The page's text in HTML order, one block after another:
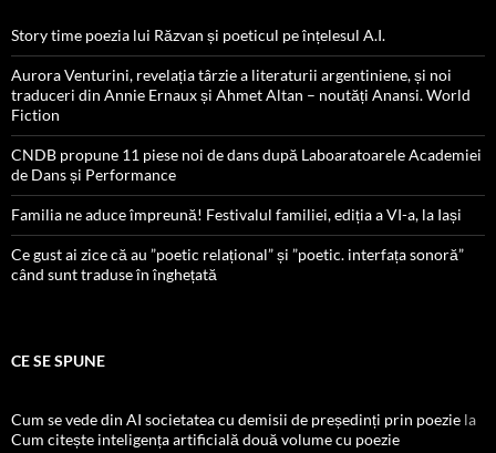
Story time poezia lui Răzvan și poeticul pe înțelesul A.I.
Aurora Venturini, revelația târzie a literaturii argentiniene, și noi
traduceri din Annie Ernaux și Ahmet Altan – noutăți Anansi. World
Fiction
CNDB propune 11 piese noi de dans după Laboaratoarele Academiei
de Dans și Performance
Familia ne aduce împreună! Festivalul familiei, ediția a VI-a, la Iași
Ce gust ai zice că au ”poetic relațional” și ”poetic. interfața sonoră”
când sunt traduse în înghețată
CE SE SPUNE
Cum se vede din AI societatea cu demisii de președinți prin poezie la
Cum citește inteligența artificială două volume cu poezie